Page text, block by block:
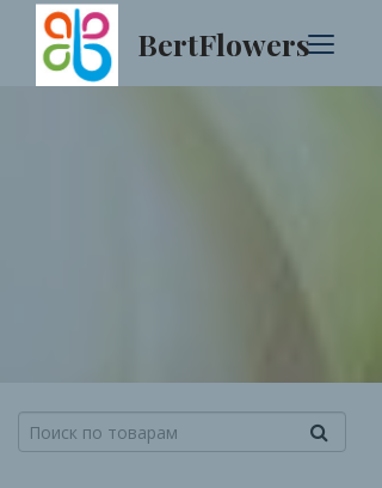
BertFlowers